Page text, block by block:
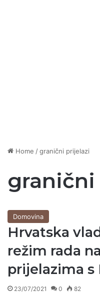
Home /granični prijelazi
Domovina
Hrvatska
režim rada
prijelazima s
23/07/2021 0 82